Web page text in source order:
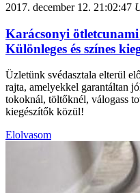
2017. december 12. 21:02:47
Karácsonyi
Különleges és színes
Üzletünk svédasztala elterül
rajta, amelyekkel garantáltan
tokoknál, töltőknél, válogass
kiegészítők közül!
Elolvasom